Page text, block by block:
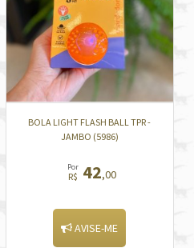
BOLA LIGHT FLASH BALL TPR -
JAMBO (5986)
Por
R$ 42,00
AVISE-ME